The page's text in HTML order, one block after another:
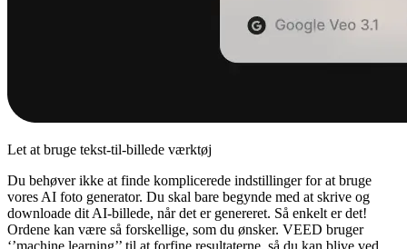
Let at bruge tekst-til-billede værktøj
Du behøver ikke at finde komplicerede indstillinger for at bruge
vores AI foto generator. Du skal bare begynde med at skrive og
downloade dit AI-billede, når det er genereret. Så enkelt er det!
Ordene kan være så forskellige, som du ønsker. VEED bruger